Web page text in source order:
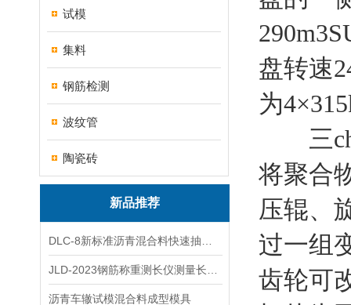
试模
集料
钢筋检测
波纹管
陶瓷砖
新品推荐
沥青车辙试模混合料成型模具
盘转速
为
三
将聚合
压辊、
过一组
齿轮可